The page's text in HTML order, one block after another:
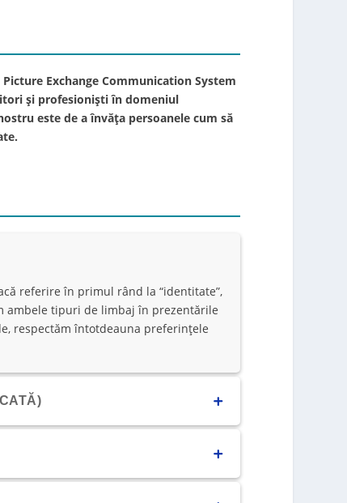
Exchange Communication System
și profesioniști în domeniul
este de a învăța persoanele cum să
referire în primul rând la “identitate”,
ambele tipuri de limbaj în prezentările
respectăm întotdeauna preferințele